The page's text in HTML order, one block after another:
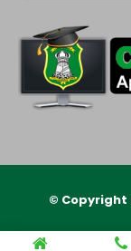
© Copyright